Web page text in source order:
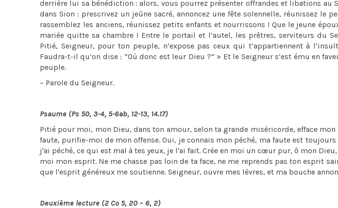
derrière lui sa bénédiction : alors, vous pourrez présenter offrandes et libations au
dans Sion : prescrivez un jeûne sacré, annoncez une fête solennelle, réunissez le
rassemblez les anciens, réunissez petits enfants et nourrissons ! Que le jeune
mariée quitte sa chambre ! Entre le portail et l’autel, les prêtres, serviteurs du
Pitié, Seigneur, pour ton peuple, n’expose pas ceux qui t’appartiennent à
Faudra-t-il qu’on dise : “Où donc est leur Dieu ?” » Et le Seigneur s’est ému en
peuple.
– Parole du Seigneur.
Psaume (Ps 50, 3-4, 5-6ab, 12-13, 14.17)
Pitié pour moi, mon Dieu, dans ton amour, selon ta grande miséricorde, efface
faute, purifie-moi de mon offense. Oui, je connais mon péché, ma faute est
j'ai péché, ce qui est mal à tes yeux, je l'ai fait. Crée en moi un cœur pur, ô mon
moi mon esprit. Ne me chasse pas loin de ta face, ne me reprends pas ton esprit
que l'esprit généreux me soutienne. Seigneur, ouvre mes lèvres, et ma bouche
Deuxième lecture (2 Co 5, 20 – 6, 2)